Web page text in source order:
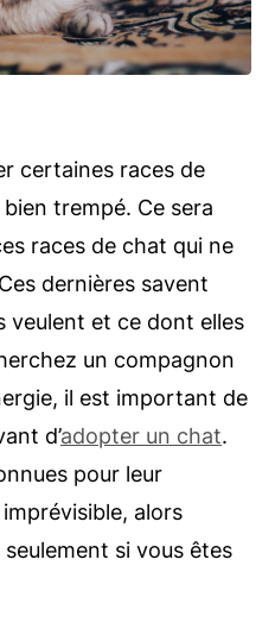
certaines races de
trempé. Ce sera
races de chat qui ne
dernières savent
veulent et ce dont elles
un compagnon
il est important de
d’adopter un chat.
pour leur
alors
si vous êtes